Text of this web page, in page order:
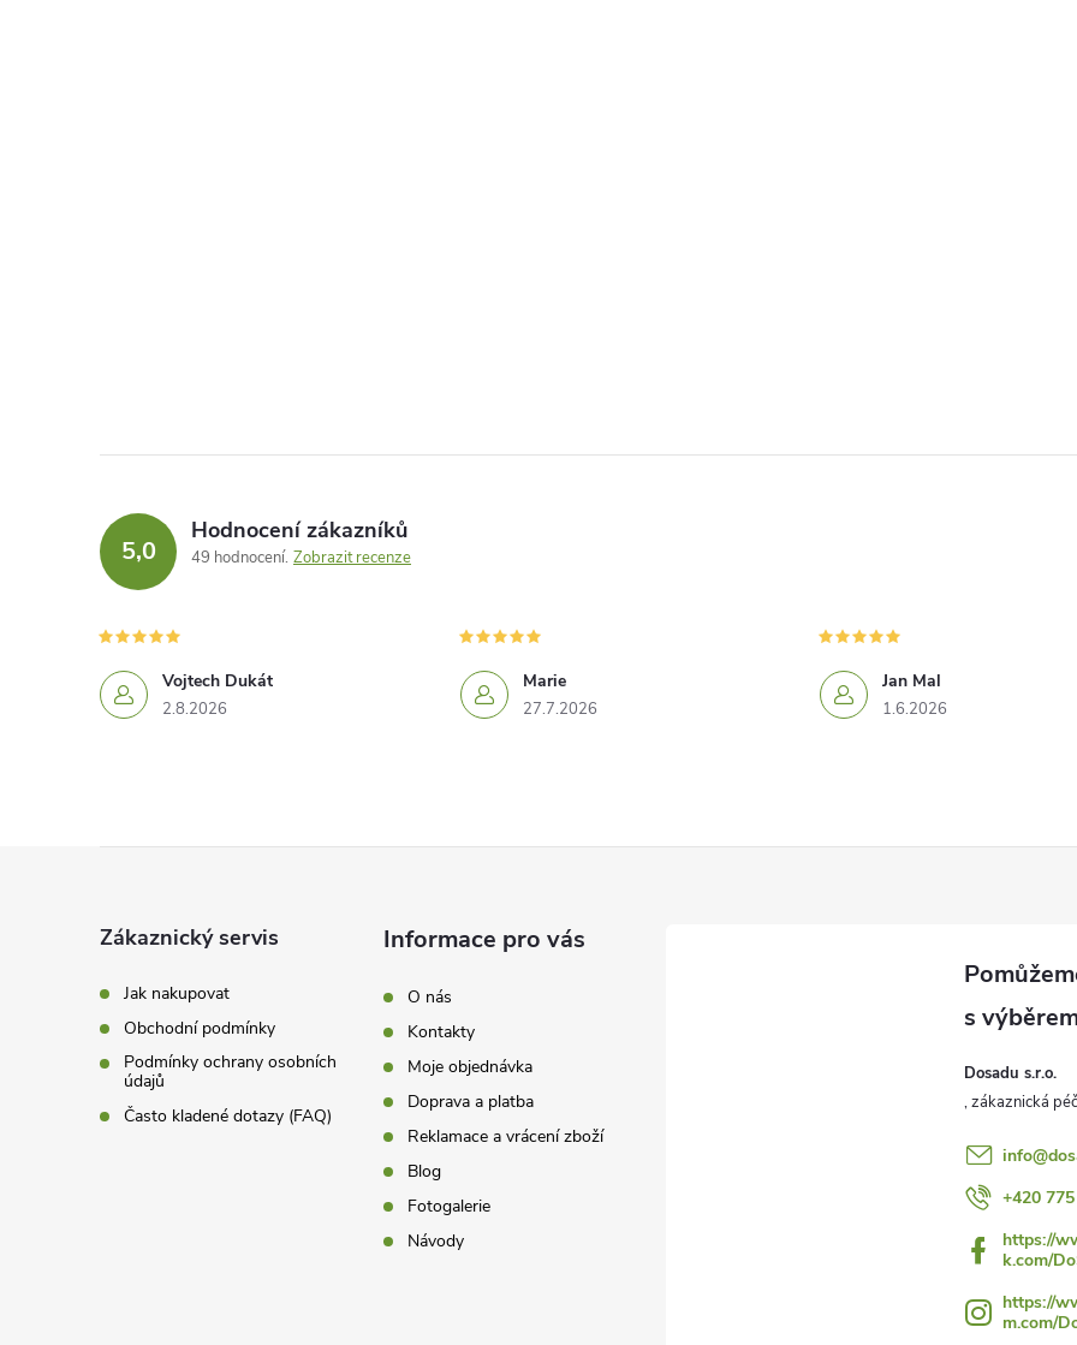
5,0
Hodnocení zákazníků
49 hodnocení Zobrazit recenze
Vojtech Dukát
2.8.2026
Marie
27.7.2026
Jan Mal
1.6.2026
Zákaznický servis
Jak nakupovat
Obchodní podmínky
Podmínky ochrany osobních
údajů
Často kladené dotazy (FAQ)
Informace pro vás
O nás
Kontakty
Moje objednávka
Doprava a platba
Reklamace a vrácení zboží
Blog
Fotogalerie
Návody
Dosadu s.r.o.
info@
+420
https://
k.com/
https://
m.com/